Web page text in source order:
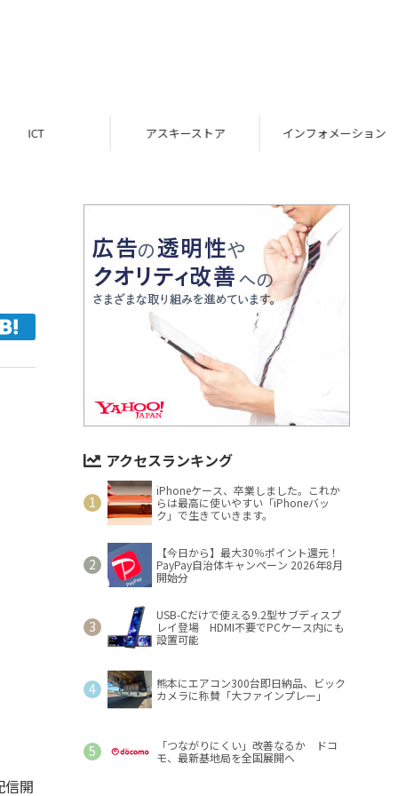
ICT アスキーストア インフォメーション
信開
アクセスランキング
iPhoneケース、卒業しました。これか
らは最高に使いやすい「iPhoneバッ
ク」で生きていきます。
【今日から】最大30％ポイント還元！
PayPay自治体キャンペーン 2026年8月
開始分
USB-Cだけで使える9.2型サブディスプ
レイ登場 HDMI不要でPCケース内にも
設置可能
熊本にエアコン300台即日納品、ビック
カメラに称賛「大ファインプレー」
「つながりにくい」改善なるか ドコ
モ、最新基地局を全国展開へ